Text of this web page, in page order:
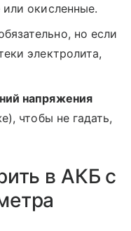
окисленные.
но если
электролита,
напряжения
чтобы не гадать,
в АКБ с